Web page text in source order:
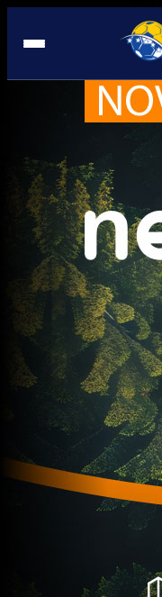
Šibenik
Premijer liga BiH
Velež uz sjajnu
1 godina 4 mjesec